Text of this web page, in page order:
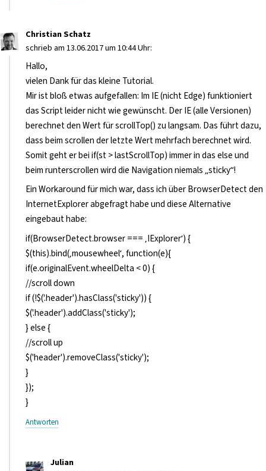
Christian Schatz
schrieb am 13.06.2017 um 10:44 Uhr:
Hallo,
vielen Dank für das kleine Tutorial.
Mir ist bloß etwas aufgefallen: Im IE (nicht Edge) funktioniert
das Script leider nicht wie gewünscht. Der IE (alle Versionen)
berechnet den Wert für scrollTop() zu langsam. Das führt dazu,
dass beim scrollen der letzte Wert mehrfach berechnet wird.
Somit geht er bei if(st > lastScrollTop) immer in das else und
beim runterscrollen wird die Navigation niemals „sticky“!
Ein Workaround für mich war, dass ich über BrowserDetect den
InternetExplorer abgefragt habe und diese Alternative
eingebaut habe:
if(BrowserDetect.browser === ‚IExplorer‘) {
$(this).bind(‚mousewheel‘, function(e){
if(e.originalEvent.wheelDelta < 0) {
//scroll down
if (!$('.header').hasClass('sticky')) {
$('.header').addClass('sticky');
} else {
//scroll up
$('header').removeClass('sticky');
}
});
}
Antworten
Julian